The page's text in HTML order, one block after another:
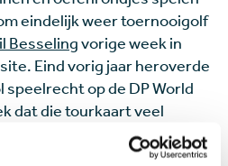
eindelijk weer toernooigolf
Besselingvorige week in
Eind vorig jaar heroverde
speelrecht op de DP World
dat die tourkaart veel
(en gehoopt). De
het Mauritius Open in